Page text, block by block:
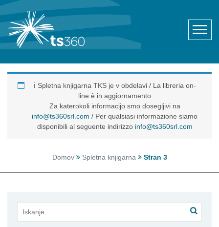
ℹ️ Spletna knjigarna TKS je v obdelavi / La libreria on-
line è in aggiornamento
Za katerokoli informacijo smo dosegljivi na
info@ts360srl.com / Per qualsiasi informazione siamo
disponibili al seguente indirizzo info@ts360srl.com
Domov Spletna knjigarna Stran 3